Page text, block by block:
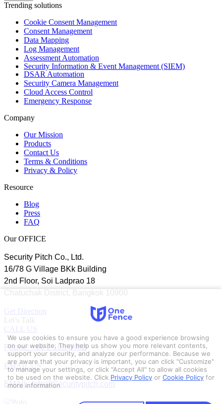
Trending solutions
Cookie Consent Management
Consent Management
Data Mapping
Log Management
Assessment Automation
Security Information & Event Management (SIEM)
DSAR Automation
Security Camera Management
Cloud Access Control
Emergency Response
Company
Our Mission
Products
Contact Us
Terms & Conditions
Privacy & Policy
Resource
Blog
Press
FAQ
Our OFFICE
Security Pitch Co., Ltd.
16/78 G Village BKk Building
2nd Floor, Soi Ladprao 18
Chatuchak District, Bangkok 10900
Get Direction
Let’s Talk
CALL US
Phone: +66 2 103 6462
EMAIL US
EMAIL: Info@Securitypitch.com
We use cookies to ensure you have a good experience browsing
on our website. They help us show you more relevant contents,
support your security, and analyze our performance. Because we
are aware that your privacy is important, you can click "Customize"
to manage your settings, or click "Accept All" to allow all cookies
to be used on the website. Click Privacy Policy or Cookie Policy for
more information